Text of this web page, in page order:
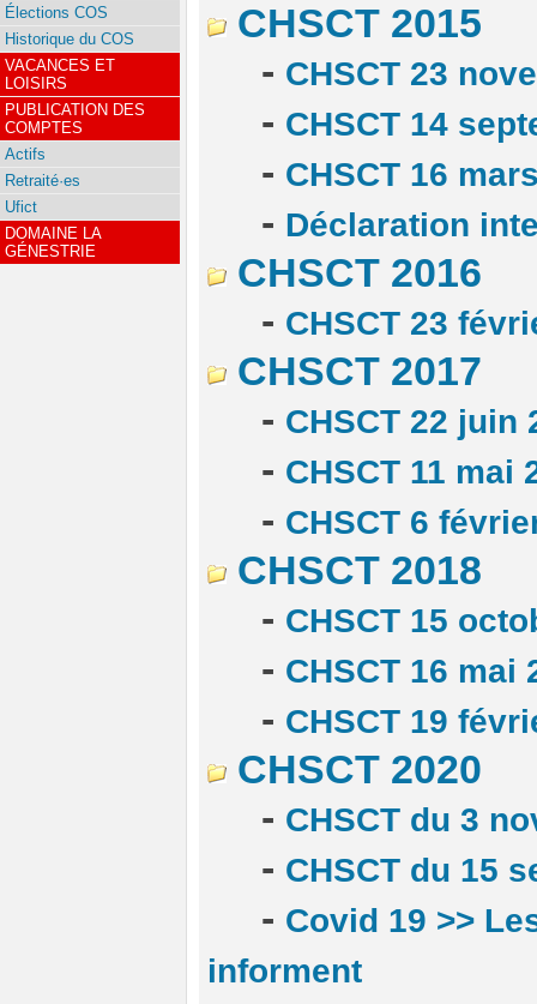
CHSCT 2015
- CHSCT 23
- CHSCT 14
- CHSCT 16
- Déclaration
CHSCT 2016
- CHSCT 23
CHSCT 2017
- CHSCT 22 juin
- CHSCT 11 mai
- CHSCT 6
CHSCT 2018
- CHSCT 15
- CHSCT 16 mai
- CHSCT 19
CHSCT 2020
- CHSCT du 3
- CHSCT du 15
- Covid 19 >>
informent
Élections COS
Historique du COS
VACANCES ET
LOISIRS
PUBLICATION DES
COMPTES
Actifs
Retraité·es
Ufict
DOMAINE LA
GÉNESTRIE